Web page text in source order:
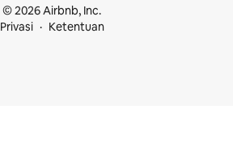
© 2026 Airbnb, Inc.
Privasi
Ketentuan